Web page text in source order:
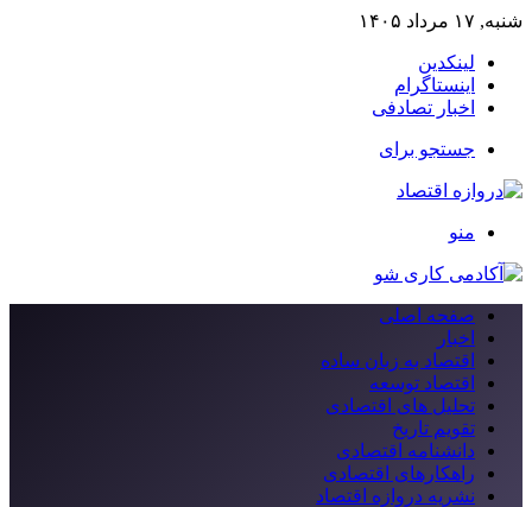
شنبه, ۱۷ مرداد ۱۴۰۵
لینکدین
اینستاگرام
اخبار تصادفی
جستجو برای
منو
صفحه اصلی
اخبار
اقتصاد به زبان ساده
اقتصاد توسعه
تحلیل های اقتصادی
تقویم تاریخ
دانشنامه اقتصادی
راهکارهای اقتصادی
نشریه دروازه اقتصاد